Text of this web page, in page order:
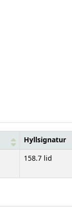
Hyllsignatur
158.7 lid